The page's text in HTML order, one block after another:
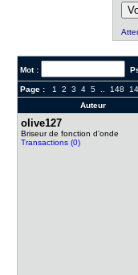
Mot :
Page : 1 2 3 4 5 148
Auteur
olive127
Briseur de fonction d'onde
Transactions (0)